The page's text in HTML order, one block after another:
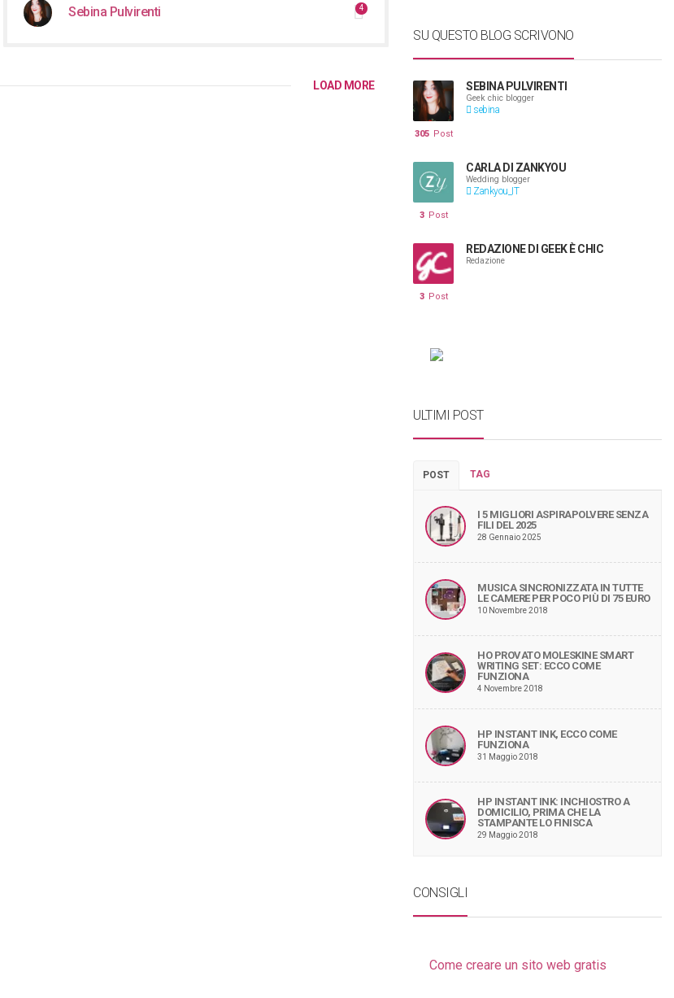
Sebina Pulvirenti 4
LOAD MORE
SU QUESTO BLOG SCRIVONO
SEBINA PULVIRENTI
Geek chic blogger
sebina
305 Post
CARLA DI ZANKYOU
Wedding blogger
Zankyou_IT
3 Post
REDAZIONE DI GEEK È CHIC
Redazione
3 Post
ULTIMI POST
POST TAG
I 5 MIGLIORI ASPIRAPOLVERE SENZA
FILI DEL 2025
28 Gennaio 2025
MUSICA SINCRONIZZATA IN TUTTE
LE CAMERE PER POCO PIÙ DI 75 EURO
10 Novembre 2018
HO PROVATO MOLESKINE SMART
WRITING SET: ECCO COME
FUNZIONA
4 Novembre 2018
HP INSTANT INK, ECCO COME
FUNZIONA
31 Maggio 2018
HP INSTANT INK: INCHIOSTRO A
DOMICILIO, PRIMA CHE LA
STAMPANTE LO FINISCA
29 Maggio 2018
CONSIGLI
Come creare un sito web gratis